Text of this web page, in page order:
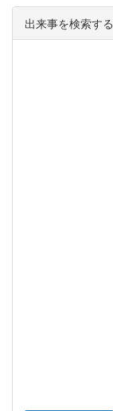
出来事を検索する